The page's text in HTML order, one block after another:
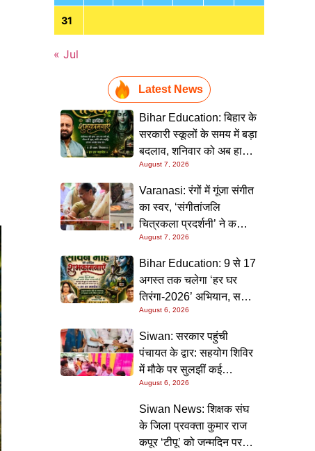
31
« Jul
Latest News
Bihar Education: बिहार के
सरकारी स्कूलों के समय में बड़ा
बदलाव, शनिवार को अब हाफ
डे रहेगा विद्यालय
August 7, 2026
Varanasi: रंगों में गूंजा संगीत
का स्वर, ‘संगीतांजलि
चित्रकला प्रदर्शनी’ ने कला
प्रेमियों को किया मंत्रमुग्ध
August 7, 2026
Bihar Education: 9 से 17
अगस्त तक चलेगा ‘हर घर
तिरंगा-2026’ अभियान, सभी
स्कूलों को दिए गए विस्तृत
निर्देश
August 6, 2026
Siwan: सरकार पहुंची
पंचायत के द्वार: सहयोग शिविर
में मौके पर सुलझीं कई
समस्याएं, 30 दिन में समाधान
की गारंटी
August 6, 2026
Siwan News: शिक्षक संघ
के जिला प्रवक्ता कुमार राज
कपूर ‘टीपू’ को जन्मदिन पर